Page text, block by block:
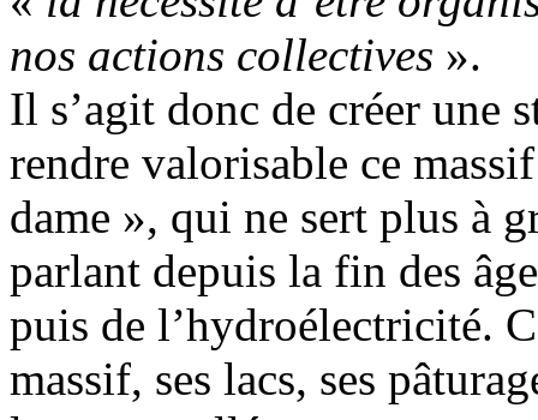
nos actions collectives ».
Il s’agit donc de créer une
rendre valorisable ce
dame », qui ne sert plus à
parlant depuis la fin des
puis de l’hydroélectricité.
massif, ses lacs, ses